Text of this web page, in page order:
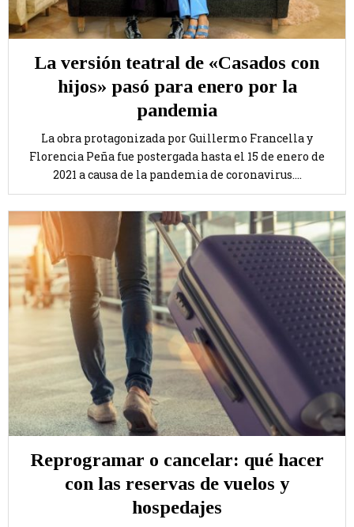
La versión teatral de «Casados con
hijos» pasó para enero por la
pandemia
La obra protagonizada por Guillermo Francella y
Florencia Peña fue postergada hasta el 15 de enero de
2021 a causa de la pandemia de coronavirus....
Reprogramar o cancelar: qué hacer
con las reservas de vuelos y
hospedajes